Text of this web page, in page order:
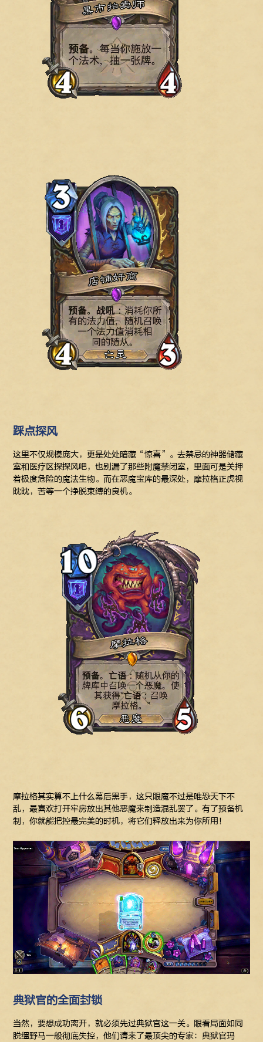
踩点探风
这里不仅规模庞大，更是处处暗藏“惊喜”。去禁忌的神器储藏
室和医疗区探探风吧，也别漏了那些附魔禁闭室，里面可是关押
着极度危险的魔法生物。而在恶魔宝库的最深处，摩拉格正虎视
眈眈，苦等一个挣脱束缚的良机。
摩拉格其实算不上什么幕后黑手，这只眼魔不过是唯恐天下不
乱，最喜欢打开牢房放出其他恶魔来制造混乱罢了。有了预备机
制，你就能把控最完美的时机，将它们释放出来为你所用！
典狱官的全面封锁
当然，要想成功离开，就必须先过典狱官这一关。眼看局面如同
脱缰野马一般彻底失控，他们请来了最顶尖的专家：典狱官玛